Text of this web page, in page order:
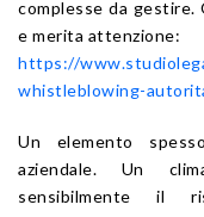
complesse da
e merita attenzione:
https://
whistleblowing-
Un elemento
aziendale. Un
sensibilmente il